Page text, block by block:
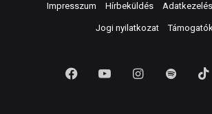
Impresszum Hírbeküldés
Jogi nyilatkozat
FacebookYouTubeInstagram
Spotify